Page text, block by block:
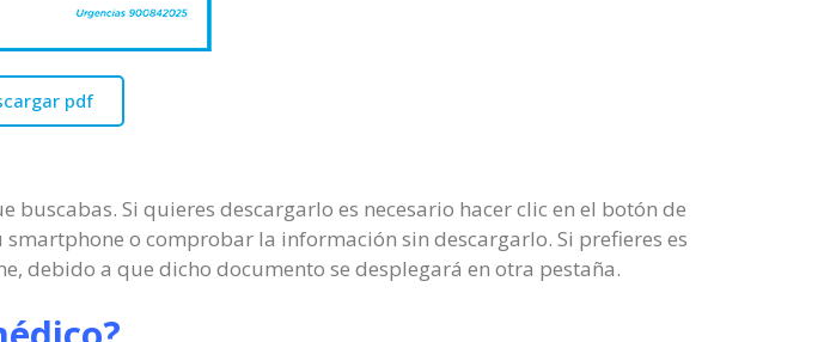
pdf
Si quieres descargarlo es necesario hacer clic en el botón de
o comprobar la información sin descargarlo. Si prefieres es
debido a que dicho documento se desplegará en otra pestaña.